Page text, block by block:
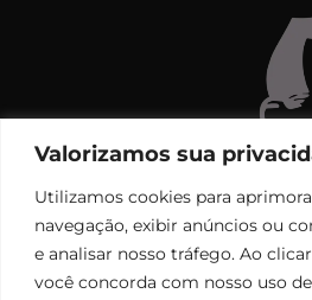
Valorizamos sua
Utilizamos cookies para
navegação, exibir anúncios ou
e analisar nosso tráfego. Ao
você concorda com nosso uso